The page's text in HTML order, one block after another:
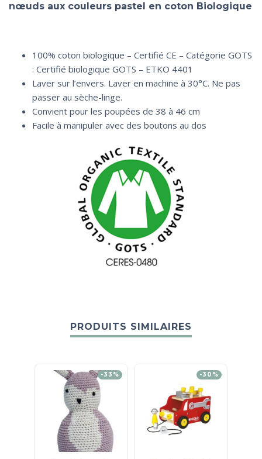
nœuds aux couleurs pastel en coton Biologique
100% coton biologique – Certifié CE – Catégorie GOTS
: Certifié biologique GOTS – ETKO 4401
Laver sur l’envers. Laver en machine à 30°C. Ne pas
passer au sèche-linge.
Convient pour les poupées de 38 à 46 cm
Facile à manipuler avec des boutons au dos
PRODUITS SIMILAIRES
-33% -30%